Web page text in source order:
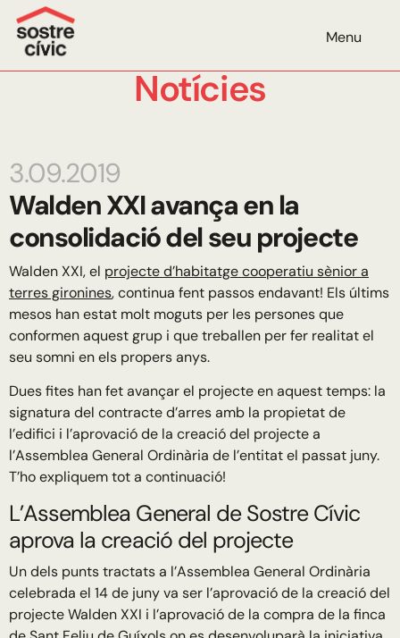
Menu
Notícies
3.09.2019
Walden XXI avança en la
consolidació del seu projecte
Walden XXI, el projecte d’habitatge cooperatiu sènior a
terres gironines, continua fent passos endavant! Els últims
mesos han estat molt moguts per les persones que
conformen aquest grup i que treballen per fer realitat el
seu somni en els propers anys.
Dues fites han fet avançar el projecte en aquest temps: la
signatura del contracte d’arres amb la propietat de
l’edifici i l’aprovació de la creació del projecte a
l’Assemblea General Ordinària de l’entitat el passat juny.
T’ho expliquem tot a continuació!
L’Assemblea General de Sostre Cívic
aprova la creació del projecte
Un dels punts tractats a l’Assemblea General Ordinària
celebrada el 14 de juny va ser l’aprovació de la creació del
projecte Walden XXI i l’aprovació de la compra de la finca